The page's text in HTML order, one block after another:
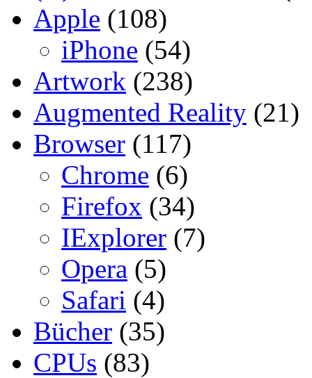
Apple (108)
iPhone (54)
Artwork (238)
Augmented Reality (21)
Browser (117)
Chrome (6)
Firefox (34)
IExplorer (7)
Opera (5)
Safari (4)
Bücher (35)
CPUs (83)